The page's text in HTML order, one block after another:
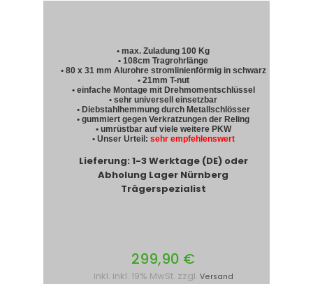
• max. Zuladung 100 Kg
• 108cm Tragrohrlänge
• 80 x 31 mm Alurohre stromlinienförmig in schwarz
• 21mm T-nut
• einfache Montage mit Drehmomentschlüssel
• sehr universell einsetzbar
• Diebstahlhemmung durch Metallschlösser
• gummiert gegen Verkratzungen der Reling
• umrüstbar auf viele weitere PKW
• Unser Urteil: sehr empfehlenswert
Lieferung: 1-3 Werktage (DE) oder
Abholung Lager Nürnberg
Trägerspezialist
299,90 €
inkl. inkl. 19% MwSt. zzgl. Versand